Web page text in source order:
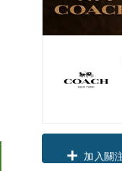
領優惠券